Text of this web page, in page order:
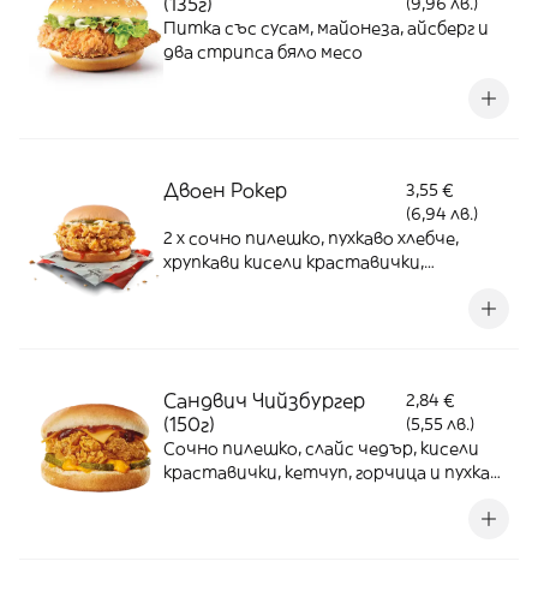
Питка със сусам, майонеза, айсберг и
два стрипса бяло месо
Двоен Рокер
3,55 €
(6,94 лв.)
2 х сочно пилешко, пухкаво хлебче,
хрупкави кисели краставички,
Сандвич Чийзбургер
(150г)
2,84 €
(5,55 лв.)
Сочно пилешко, слайс чедър, кисели
краставички, кетчуп, горчица и пухкава